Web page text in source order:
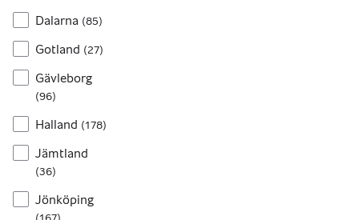
Dalarna (85)
Gotland (27)
Gävleborg
(96)
Halland (178)
Jämtland
(36)
Jönköping